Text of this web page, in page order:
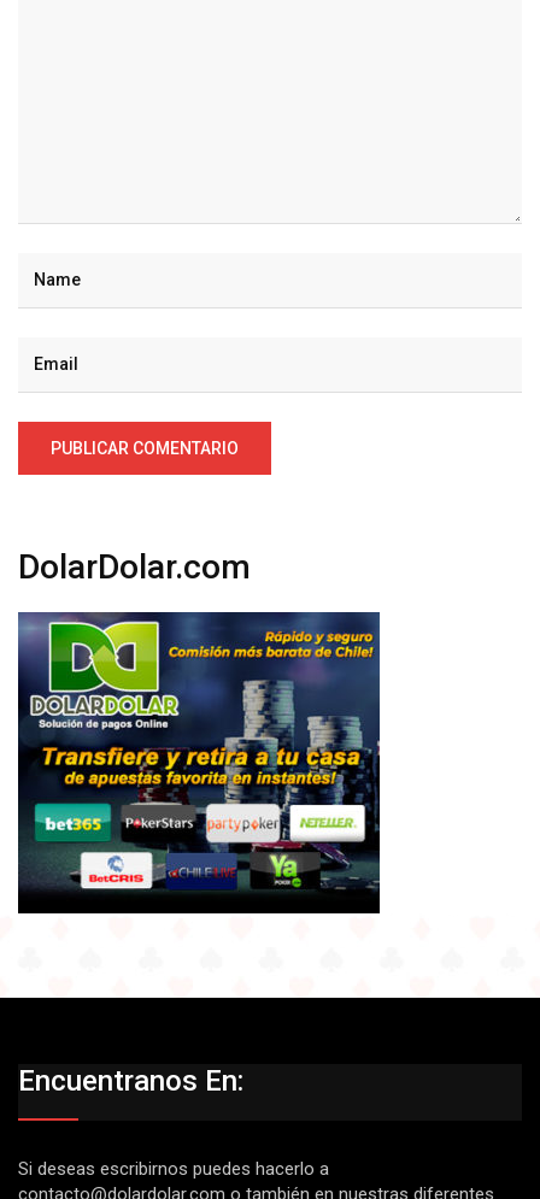
DolarDolar.com
Encuentranos En:
Si deseas escribirnos puedes hacerlo a
contacto@dolardolar.com o también en nuestras diferentes